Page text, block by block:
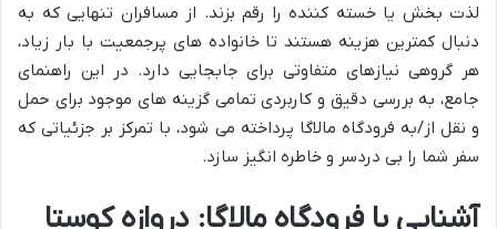
لذت بخش یا خسته کننده را رقم بزند. از مسافران تنهایی که به
دنبال کمترین هزینه هستند تا خانواده های پرجمعیت با بار زیاد،
هر گروهی نیازهای متفاوتی برای جابجایی دارد. در این راهنمای
جامع، به بررسی دقیق و کاربردی تمامی گزینه های موجود برای حمل
و نقل از/به فرودگاه مالاگا پرداخته می شود، با تمرکز بر جزئیاتی که
سفر شما را بی دردسر و خاطره انگیز سازد.
آشنایی با فرودگاه مالاگا: دروازه کوستا